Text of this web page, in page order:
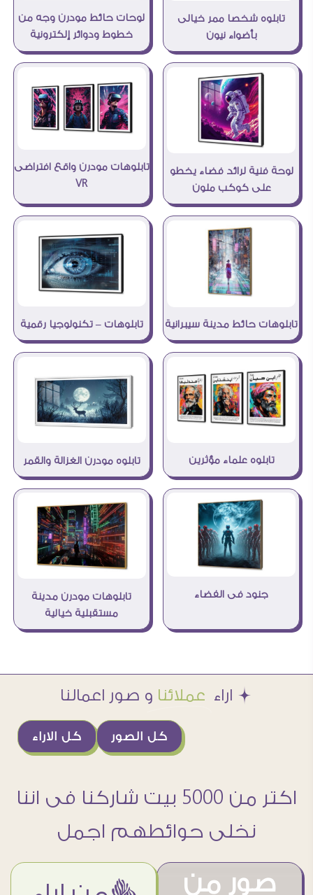
تابلوه شخصا ممر خيالى
بأضواء نيون
لوحات حائط مودرن وجه من
خطوط ودوائر إلكترونية
لوحة فنية لرائد فضاء يخطو
على كوكب ملون
تابلوهات مودرن واقع افتراضى
VR
تابلوهات حائط مدينة سيبرانية تابلوهات – تكنولوجيا رقمية
تابلوه علماء مؤثرين تابلوه مودرن الغزالة والقمر
جنود فى الفضاء
تابلوهات مودرن مدينة
مستقبلية خيالية
Æ اراء عملائنا و صور اعمالنا
كل الاراء كل الصور
اكتر من 5000 بيت شاركنا فى اننا
نخلى حوائطهم اجمل
صور من